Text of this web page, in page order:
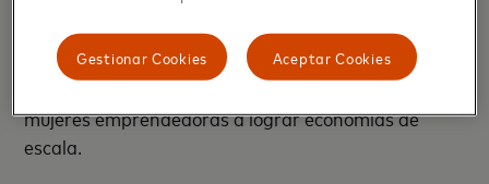
para cerrar esta brecha de género requiere de
asociación entre los sectores público y privado para
proveer capacitación y asistencia que habilite a las
mujeres emprendedoras a lograr economías de
escala.
Aceptar Cookies
Gestionar Cookies